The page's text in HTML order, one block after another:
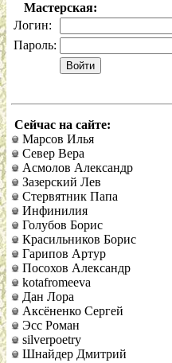
Мастерская:
Логин:
Пароль:
Сейчас на сайте:
Марсов Илья
Север Вера
Асмолов Александр
Зазерский Лев
Стервятник Папа
Инфинилия
Голубов Борис
Красильников Борис
Гарипов Артур
Посохов Александр
kotafromeeva
Дан Лора
Аксёненко Сергей
Эсс Роман
silverpoetry
Шнайдер Дмитрий